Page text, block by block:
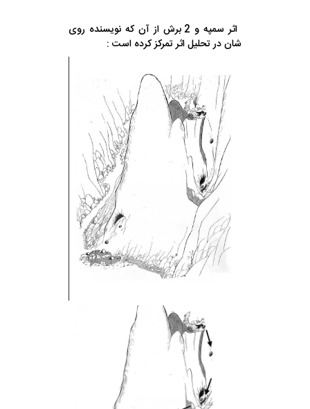
اثر سمپه و 2 برش از آن که نویسنده روی
شان در تحلیل اثر تمرکز کرده است :